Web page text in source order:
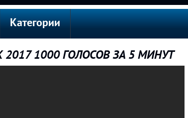
Категории
1000 ГОЛОСОВ ЗА 5 МИНУТ